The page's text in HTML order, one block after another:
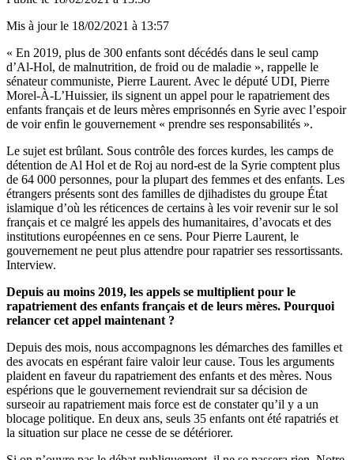
Mis à jour le 18/02/2021 à 13:57
« En 2019, plus de 300 enfants sont décédés dans le seul camp
d’Al-Hol, de malnutrition, de froid ou de maladie », rappelle le
sénateur communiste, Pierre Laurent. Avec le député UDI, Pierre
Morel-À-L’Huissier, ils signent un appel pour le rapatriement des
enfants français et de leurs mères emprisonnés en Syrie avec l’espoir
de voir enfin le gouvernement « prendre ses responsabilités ».
Le sujet est brûlant. Sous contrôle des forces kurdes, les camps de
détention de Al Hol et de Roj au nord-est de la Syrie comptent plus
de 64 000 personnes, pour la plupart des femmes et des enfants. Les
étrangers présents sont des familles de djihadistes du groupe État
islamique d’où les réticences de certains à les voir revenir sur le sol
français et ce malgré les appels des humanitaires, d’avocats et des
institutions européennes en ce sens. Pour Pierre Laurent, le
gouvernement ne peut plus attendre pour rapatrier ses ressortissants.
Interview.
Depuis au moins 2019, les appels se multiplient pour le
rapatriement des enfants français et de leurs mères. Pourquoi
relancer cet appel maintenant ?
Depuis des mois, nous accompagnons les démarches des familles et
des avocats en espérant faire valoir leur cause. Tous les arguments
plaident en faveur du rapatriement des enfants et des mères. Nous
espérions que le gouvernement reviendrait sur sa décision de
surseoir au rapatriement mais force est de constater qu’il y a un
blocage politique. En deux ans, seuls 35 enfants ont été rapatriés et
la situation sur place ne cesse de se détériorer.